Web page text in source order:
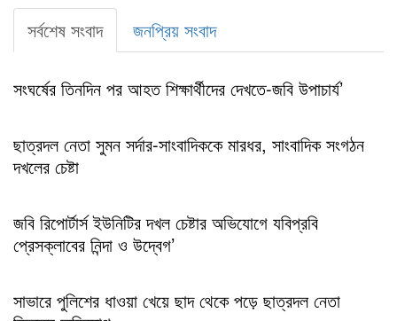
সর্বশেষ সংবাদ
জনপ্রিয় সংবাদ
সংঘর্ষের তিনদিন পর আহত শিক্ষার্থীদের দেখতে-জবি উপাচার্য’
ছাত্রদল নেতা সুমন সর্দার-সাংবাদিককে মারধর, সাংবাদিক সংগঠন
দখলের চেষ্টা
জবি রিপোর্টার্স ইউনিটির দখল চেষ্টার অভিযোগে যবিপ্রবি
প্রেসক্লাবের নিন্দা ও উদ্বেগ’
সাভারে পুলিশের ধাওয়া খেয়ে ছাদ থেকে পড়ে ছাত্রদল নেতা